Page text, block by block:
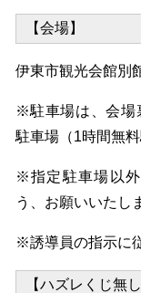
【会場】
伊東市観光会館別
※駐車場は、会場
駐車場（1時間無
※指定駐車場以
う、お願いいたし
※誘導員の指示に
【ハズレくじ無